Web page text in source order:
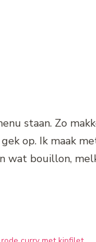
staan. Zo
op. Ik maak
wat bouillon,